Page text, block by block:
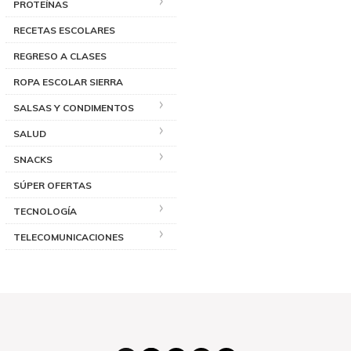
PROTEÍNAS
RECETAS ESCOLARES
REGRESO A CLASES
ROPA ESCOLAR SIERRA
SALSAS Y CONDIMENTOS
SALUD
SNACKS
SÚPER OFERTAS
TECNOLOGÍA
TELECOMUNICACIONES